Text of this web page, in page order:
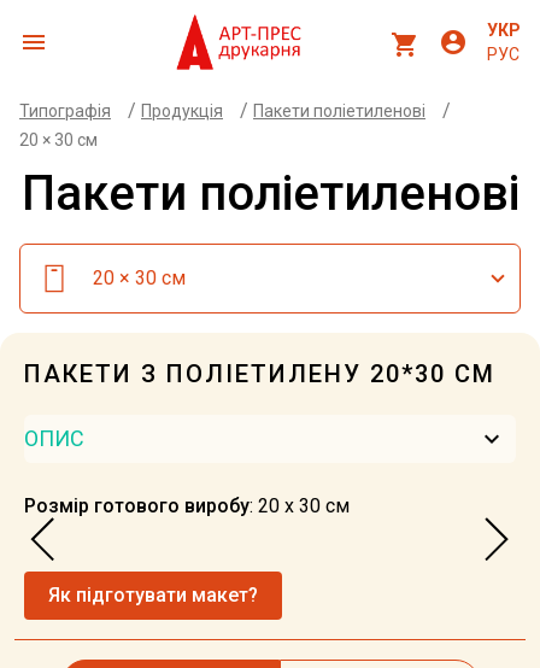
menu shopping_cart account_circle
УКР
РУС
Типографія / Продукція / Пакети поліетиленові /
20 × 30 см
Пакети поліетиленові
20 × 30 см
ПАКЕТИ З ПОЛІЕТИЛЕНУ 20*30 СМ
ОПИС keyboard_arrow_down
Розмір готового виробу: 20 х 30 см
Як підготувати макет?